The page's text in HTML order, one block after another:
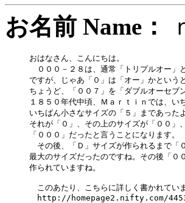
お名前 Name：
おはなさん、こんにちは。
０００－２８は、通常「トリプルオー」
ですが、じゃあ「０」は「オー」かという
ちょうど、「００７」を「ダブルオーセブ
１８５０年代中頃、Ｍａｒｔｉｎでは、い
いちばん小さなサイズの「５」まであった
それが「０」、その上のサイズが「００」
「０００」だったと言うことになります。
その後、「Ｄ」サイズが作られるまで「
最大のサイズだったのですね。その後「０
作られていますね。
このあたり、こちらに詳しく書かれてい
http://homepage2.nifty.com/